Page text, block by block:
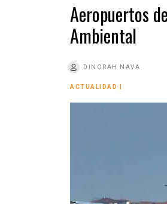
Aeropuertos
Ambiental
DINORAH NAVA
ACTUALIDAD